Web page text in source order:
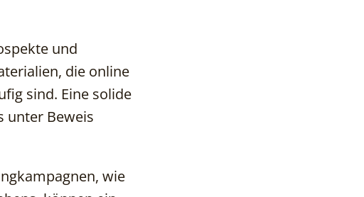
und
die online
sind. Eine solide
unter Beweis
wie